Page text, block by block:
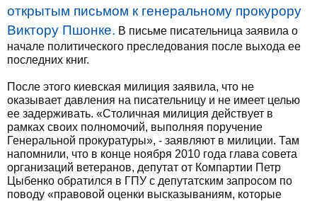
открытым письмом к генеральному прокурору
Виктору Пшонке. В письме писательница заявила о
начале политического преследования после выхода ее
последних книг.
После этого киевская милиция заявила, что не
оказывает давления на писательницу и не имеет целью
ее задерживать. «Столичная милиция действует в
рамках своих полномочий, выполняя поручение
Генеральной прокуратуры», - заявляют в милиции. Там
напомнили, что в конце ноября 2010 года глава совета
организаций ветеранов, депутат от Компартии Петр
Цыбенко обратился в ГПУ с депутатским запросом по
поводу «правовой оценки высказываниям, которые